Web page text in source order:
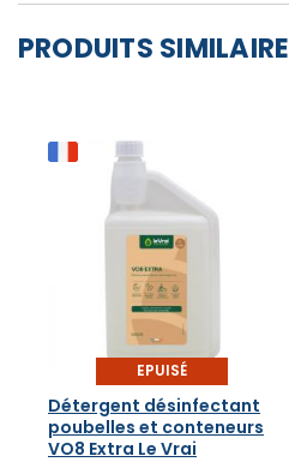
PRODUITS
EPUISÉ
Détergent désinfectant
poubelles et conteneurs
VO8 Extra Le Vrai